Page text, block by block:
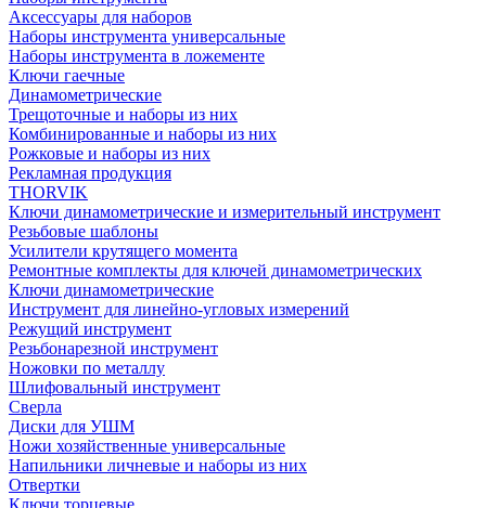
Аксессуары для наборов
Наборы инструмента универсальные
Наборы инструмента в ложементе
Ключи гаечные
Динамометрические
Трещоточные и наборы из них
Комбинированные и наборы из них
Рожковые и наборы из них
Рекламная продукция
THORVIK
Ключи динамометрические и измерительный инструмент
Резьбовые шаблоны
Усилители крутящего момента
Ремонтные комплекты для ключей динамометрических
Ключи динамометрические
Инструмент для линейно-угловых измерений
Режущий инструмент
Резьбонарезной инструмент
Ножовки по металлу
Шлифовальный инструмент
Сверла
Диски для УШМ
Ножи хозяйственные универсальные
Напильники личневые и наборы из них
Отвертки
Ключи торцевые